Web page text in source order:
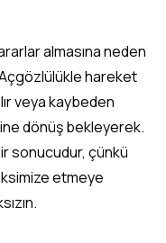
almasına neden
hareket
veya kaybeden
dönüş bekleyerek.
sonucudur, çünkü
etmeye